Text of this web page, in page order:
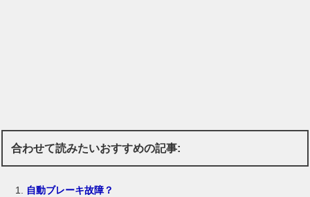
合わせて読みたいおすすめの記事:
自動ブレーキ故障？